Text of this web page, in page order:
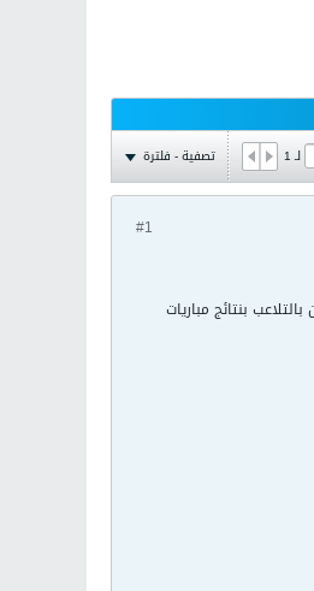
لـ1 تصفية - فلترة
#1
بنتائج مباريات